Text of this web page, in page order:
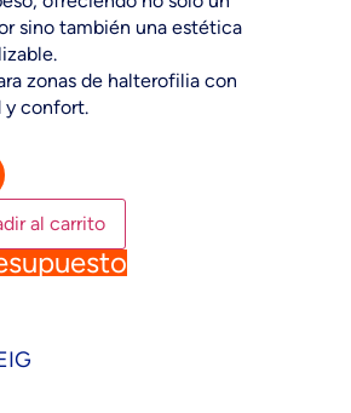
sino también una estética
zonas de halterofilia con
y confort.
al carrito